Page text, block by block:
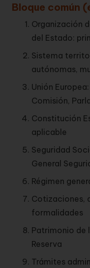
Bloque común
Organización
del Estado:
Sistema
autónomas,
Unión
Comisión,
Constitución
aplicable
Seguridad
General
Régimen
Cotizaciones,
formalidades
Patrimonio de
Reserva
Trámites